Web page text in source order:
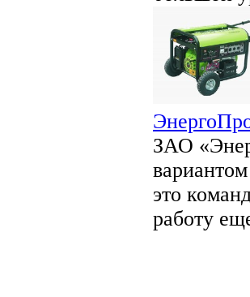
ЗАО
это
работу